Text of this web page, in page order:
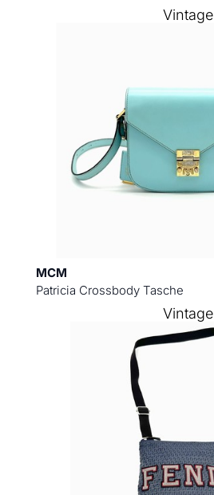
MCM
Patricia Crossbody Tasche
Vintage
Vintage